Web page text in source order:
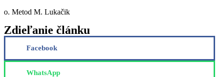
o. Metod M. Lukačik
Zdieľanie článku
Facebook
WhatsApp